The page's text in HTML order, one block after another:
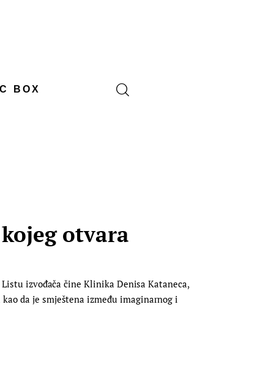
BOX
otvara
izvođača čine Klinika Denisa Kataneca,
da je smještena između imaginarnog i